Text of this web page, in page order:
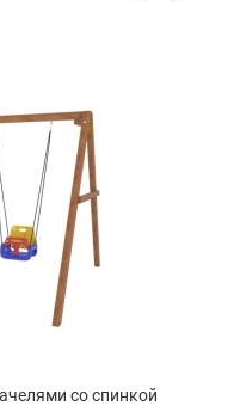
со спинкой